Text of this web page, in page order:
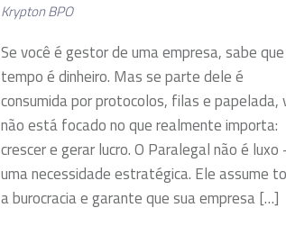
Krypton BPO
Se você é gestor de uma empresa, sabe que
tempo é dinheiro. Mas se parte dele é
consumida por protocolos, filas e papelada,
não está focado no que realmente importa:
crescer e gerar lucro. O Paralegal não é luxo
uma necessidade estratégica. Ele assume
a burocracia e garante que sua empresa […]